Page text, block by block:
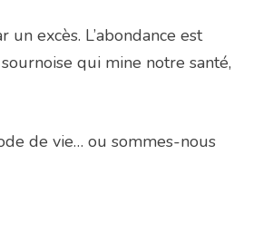
excès. L’abondance est
qui mine notre santé,
de vie… ou sommes-nous